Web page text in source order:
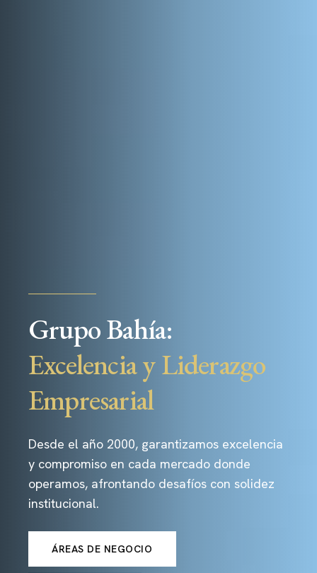
Grupo Bahía:
Excelencia y Liderazgo
Empresarial
Desde el año 2000, garantizamos excelencia
y compromiso en cada mercado donde
operamos, afrontando desafíos con solidez
institucional.
ÁREAS DE NEGOCIO